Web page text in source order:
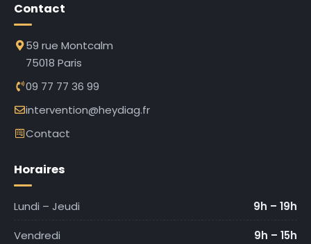
Contact
59 rue Montcalm
75018 Paris
09 77 77 36 99
intervention@heydiag.fr
Contact
Horaires
Lundi – Jeudi
9h – 19h
Vendredi
9h – 15h